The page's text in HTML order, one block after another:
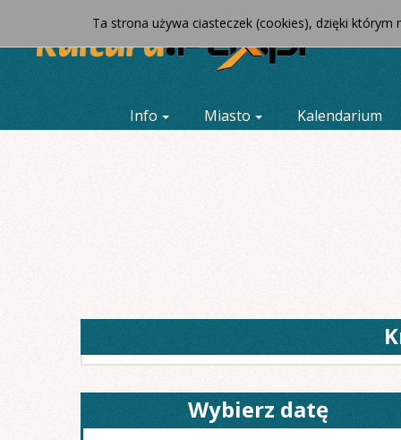
Info Miasto Kalendarium
Wybierz datę
Ta strona używa ciasteczek (cookies), dzięki którym